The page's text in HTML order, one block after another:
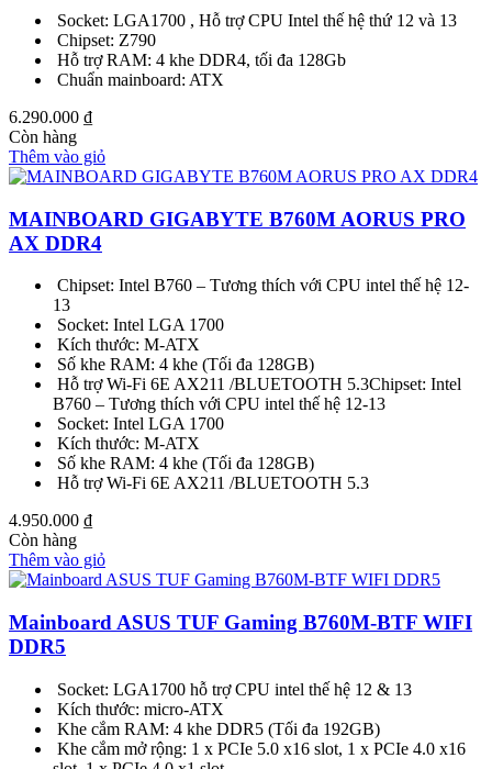
Socket: LGA1700 , Hỗ trợ CPU Intel thế hệ thứ 12 và 13
Chipset: Z790
Hỗ trợ RAM: 4 khe DDR4, tối đa 128Gb
Chuẩn mainboard: ATX
6.290.000 ₫
Còn hàng
Thêm vào giỏ
MAINBOARD GIGABYTE B760M AORUS PRO
AX DDR4
Chipset: Intel B760 – Tương thích với CPU intel thế hệ 12-
13
Socket: Intel LGA 1700
Kích thước: M-ATX
Số khe RAM: 4 khe (Tối đa 128GB)
Hỗ trợ Wi-Fi 6E AX211 /BLUETOOTH 5.3Chipset: Intel
B760 – Tương thích với CPU intel thế hệ 12-13
Socket: Intel LGA 1700
Kích thước: M-ATX
Số khe RAM: 4 khe (Tối đa 128GB)
Hỗ trợ Wi-Fi 6E AX211 /BLUETOOTH 5.3
4.950.000 ₫
Còn hàng
Thêm vào giỏ
Mainboard ASUS TUF Gaming B760M-BTF WIFI
DDR5
Socket: LGA1700 hỗ trợ CPU intel thế hệ 12 & 13
Kích thước: micro-ATX
Khe cắm RAM: 4 khe DDR5 (Tối đa 192GB)
Khe cắm mở rộng: 1 x PCIe 5.0 x16 slot, 1 x PCIe 4.0 x16